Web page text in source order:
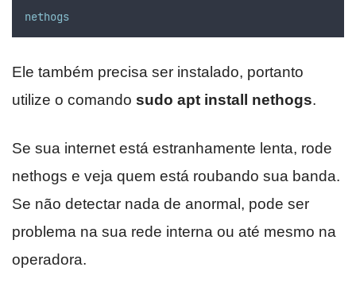
nethogs
Ele também precisa ser instalado, portanto
utilize o comando sudo apt install nethogs.
Se sua internet está estranhamente lenta, rode
nethogs e veja quem está roubando sua banda.
Se não detectar nada de anormal, pode ser
problema na sua rede interna ou até mesmo na
operadora.